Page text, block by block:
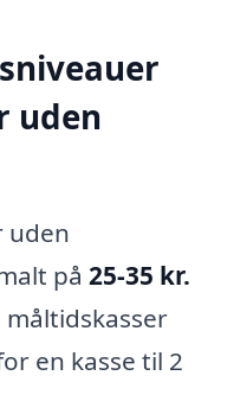
uden
uden
på 25-35 kr.
måltidskasser
en kasse til 2